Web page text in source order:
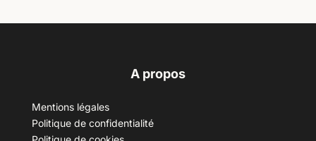
A propos
Mentions légales
Politique de confidentialité